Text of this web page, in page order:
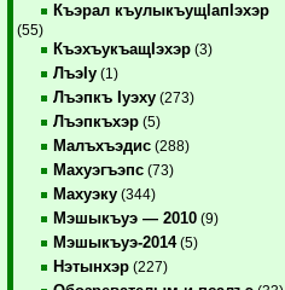
Къэрал къулыкъущIапIэхэр
(55)
КъэхъукъащIэхэр (3)
ЛъэIу (1)
Лъэпкъ Iуэху (273)
Лъэпкъхэр (5)
Малъхъэдис (288)
Махуэгъэпс (73)
Махуэку (344)
Мэшыкъуэ — 2010 (9)
Мэшыкъуэ-2014(5)
Нэтынхэр (227)